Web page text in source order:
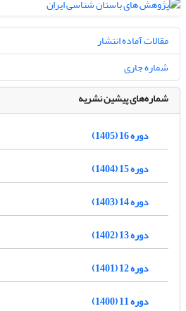
مقالات آماده انتشار
شماره جاری
شماره‌های پیشین نشریه
دوره 16 (1405)
دوره 15 (1404)
دوره 14 (1403)
دوره 13 (1402)
دوره 12 (1401)
دوره 11 (1400)